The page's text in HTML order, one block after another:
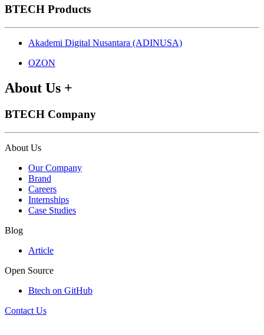
BTECH Products
Akademi Digital Nusantara (ADINUSA)
OZON
About Us +
BTECH Company
About Us
Our Company
Brand
Careers
Internships
Case Studies
Blog
Article
Open Source
Btech on GitHub
Contact Us